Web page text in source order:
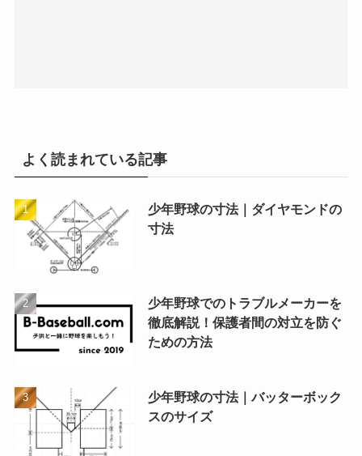
よく読まれている記事
少年野球の寸法｜ダイヤモンドの
寸法
少年野球でのトラブルメーカーを
徹底解説！保護者間の対立を防ぐ
ための方法
少年野球の寸法｜バッターボック
スのサイズ